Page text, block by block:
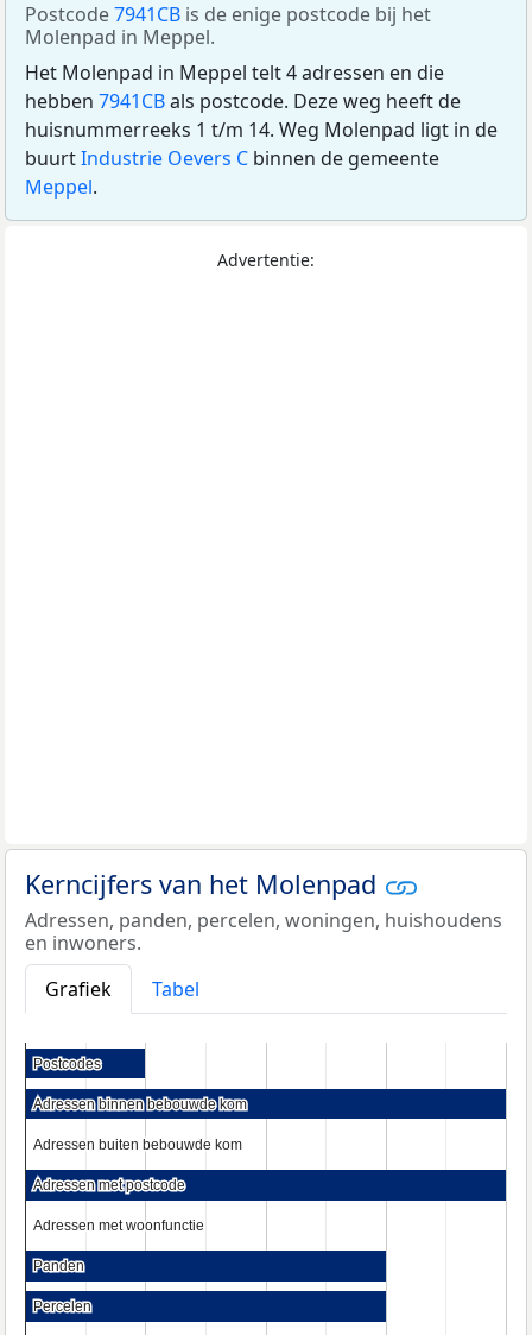
Postcode7941CB is de enige postcode bij het
Molenpad in Meppel.
Het Molenpad in Meppel telt 4 adressen en die
hebben 7941CBals postcode. Deze weg heeft de
huisnummerreeks 1 t/m 14. Weg Molenpad ligt in de
buurtIndustrie Oevers C binnen de gemeente
Meppel.
Advertentie:
Kerncijfers van het Molenpad
Adressen, panden, percelen, woningen, huishoudens
en inwoners.
Grafiek
Tabel
Postcodes
Postcodes
Adressen binnen bebouwde kom
Adressen binnen bebouwde kom
Adressen buiten bebouwde kom
Adressen buiten bebouwde kom
Adressen met postcode
Adressen met postcode
Adressen met woonfunctie
Adressen met woonfunctie
Panden
Panden
Percelen
Percelen